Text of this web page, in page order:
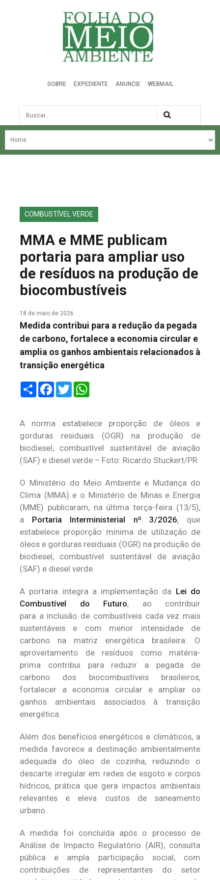
Folha do Meio Ambiente
SOBRE EXPEDIENTE ANUNCIE WEBMAIL
Busca
NOSSA HISTÓRIA
EDIÇÕES ANTERIORES
FALE CONOSCO
COMBUSTÍVEL VERDE
MMA e MME publicam
portaria para ampliar uso
de resíduos na produção de
biocombustíveis
18 de maio de 2026
Medida contribui para a redução da pegada
de carbono, fortalece a economia circular e
amplia os ganhos ambientais relacionados à
transição energética
ShareFacebook
Twitter
A norma estabelece proporção de óleos e
gorduras residuais (OGR) na produção de
biodiesel, combustível sustentável de aviação
(SAF) e diesel verde – Foto: Ricardo Stuckert/PR
O Ministério do Meio Ambiente e Mudança do
Clima (MMA) e o Ministério de Minas e Energia
(MME) publicaram, na última terça-feira (13/5),
a Portaria Interministerial nº 3/2026, que
estabelece proporção mínima de utilização de
óleos e gorduras residuais (OGR) na produção de
biodiesel, combustível sustentável de aviação
(SAF) e diesel verde.
A portaria integra a implementação da Lei do
Combustível do Futuro, ao contribuir
para a inclusão de combustíveis cada vez mais
sustentáveis e com menor intensidade de
carbono na matriz energética brasileira. O
aproveitamento de resíduos como matéria-
prima contribui para reduzir a pegada de
carbono dos biocombustíveis brasileiros,
fortalecer a economia circular e ampliar os
ganhos ambientais associados à transição
energética.
Além dos benefícios energéticos e climáticos, a
medida favorece a destinação ambientalmente
adequada do óleo de cozinha, reduzindo o
descarte irregular em redes de esgoto e corpos
hídricos, prática que gera impactos ambientais
relevantes e eleva custos de saneamento
urbano.
A medida foi concluída após o processo de
Análise de Impacto Regulatório (AIR), consulta
pública e ampla participação social, com
contribuições de representantes do setor